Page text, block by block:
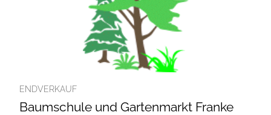
ENDVERKAUF
Baumschule und Gartenmarkt Franke